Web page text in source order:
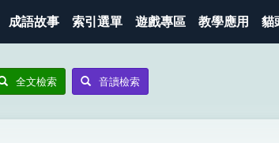
成語故事 索引選單 遊戲專區 教學應用 貓
全文檢索 音讀檢索